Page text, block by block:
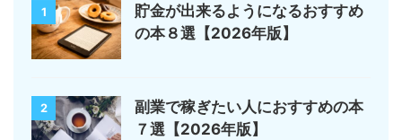
1
貯金が出来るようになるおすすめ
の本８選【2026年版】
2
副業で稼ぎたい人におすすめの本
７選【2026年版】